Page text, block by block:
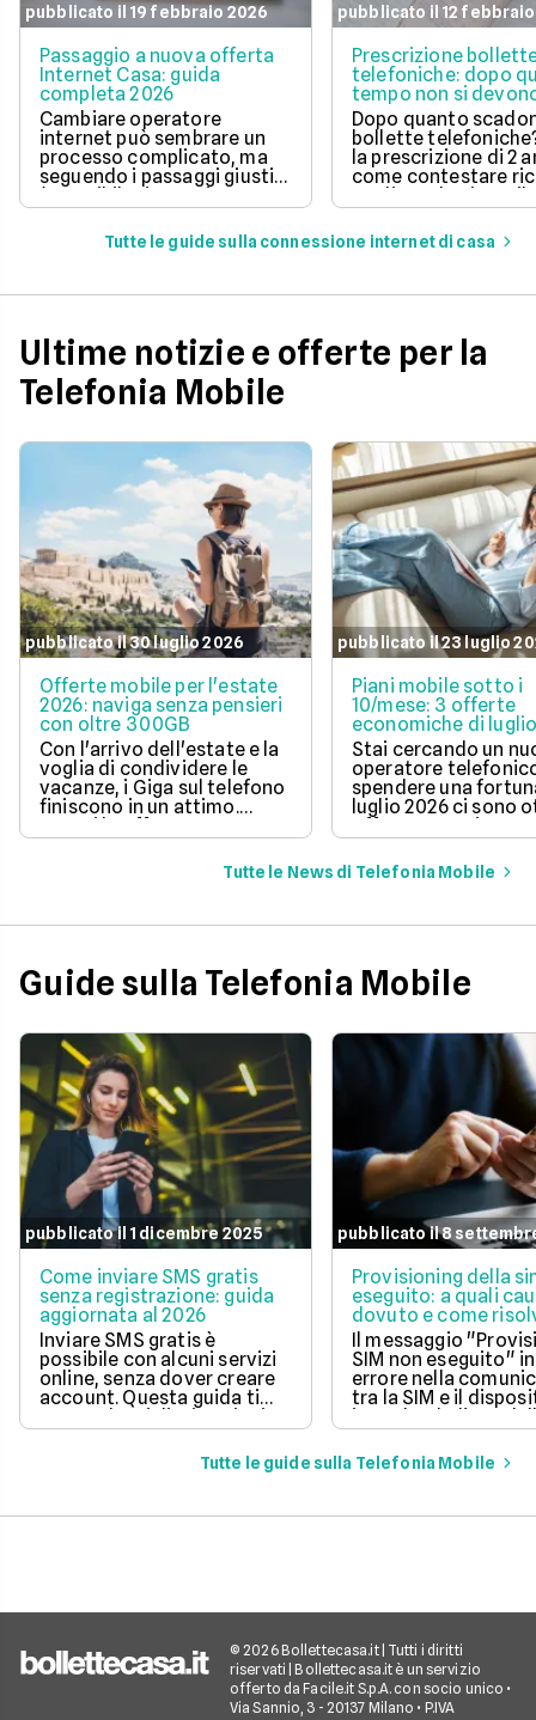
pubblicato il 19 febbraio 2026
Passaggio a nuova offerta
Internet Casa: guida
completa 2026
Cambiare operatore
internet può sembrare un
processo complicato, ma
seguendo i passaggi giusti,
è possibile risparmiare
notevolmente sulla linea
telefonica e godere di un
servizio migliore. In questo
procedura da seguire.
pubblicato il 12
Prescrizione
telefoniche: dopo
tempo non si
pagare?
Dopo quanto
bollette
la prescrizione di 2
come contestare
tardive ed evitare il
pagamento di
vecchie.
Tutte le guide sulla connessione internet di casa
Ultime notizie e offerte per la
Telefonia Mobile
pubblicato il 30 luglio 2026
Offerte mobile per l'estate
2026: naviga senza pensieri
con oltre 300GB
Con l'arrivo dell'estate e la
voglia di condividere le
vacanze, i Giga sul telefono
finiscono in un attimo.
Scopri le offerte
telefoniche di luglio 2026
per navigare veloci in 5G
con tantissimi Giga e
abbonamento.
pubblicato il 23 luglio
Piani mobile sotto i
10/mese: 3 offerte
economiche di
Stai cercando un
operatore
spendere una
luglio 2026 ci sono
offerte sotto i 10
mese che includono
tantissimi Giga e la
connessione 5G.
Tutte le News di Telefonia Mobile
Guide sulla Telefonia Mobile
pubblicato il 1 dicembre 2025
Come inviare SMS gratis
senza registrazione: guida
aggiornata al 2026
Inviare SMS gratis è
possibile con alcuni servizi
online, senza dover creare
account. Questa guida ti
mostra le migliori opzioni
per inviare messaggi senza
pubblicato il 8
Provisioning della
eseguito: a quali
dovuto e come
questo errore
Il messaggio
SIM non eseguito"
errore nella
tra la SIM e il
impedendo l'uso
mobile.
Tutte le guide sulla Telefonia Mobile
© 2026 Bollettecasa.it | Tutti i diritti
riservati | Bollettecasa.it è un servizio
offerto da Facile.it S.p.A. con socio unico •
Via Sannio, 3 - 20137 Milano • P.IVA